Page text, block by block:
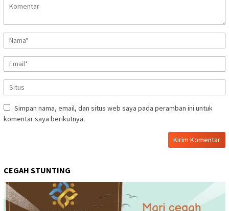
Simpan nama, email, dan situs web saya pada peramban ini untuk
komentar saya berikutnya.
CEGAH STUNTING